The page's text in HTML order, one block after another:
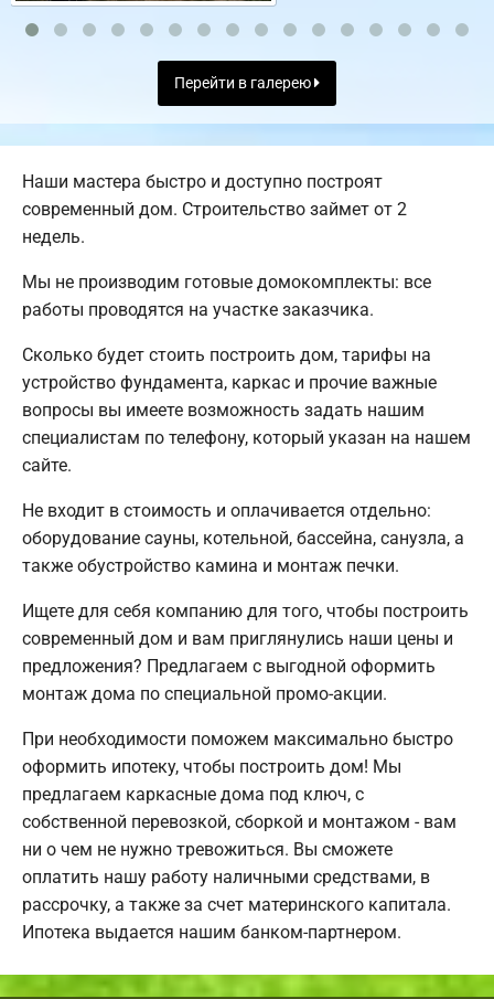
Перейти в галерею
Наши мастера быстро и доступно построят
современный дом. Строительство займет от 2
недель.
Мы не производим готовые домокомплекты: все
работы проводятся на участке заказчика.
Сколько будет стоить построить дом, тарифы на
устройство фундамента, каркас и прочие важные
вопросы вы имеете возможность задать нашим
специалистам по телефону, который указан на нашем
сайте.
Не входит в стоимость и оплачивается отдельно:
оборудование сауны, котельной, бассейна, санузла, а
также обустройство камина и монтаж печки.
Ищете для себя компанию для того, чтобы построить
современный дом и вам приглянулись наши цены и
предложения? Предлагаем с выгодной оформить
монтаж дома по специальной промо-акции.
При необходимости поможем максимально быстро
оформить ипотеку, чтобы построить дом! Мы
предлагаем каркасные дома под ключ, с
собственной перевозкой, сборкой и монтажом - вам
ни о чем не нужно тревожиться. Вы сможете
оплатить нашу работу наличными средствами, в
рассрочку, а также за счет материнского капитала.
Ипотека выдается нашим банком-партнером.